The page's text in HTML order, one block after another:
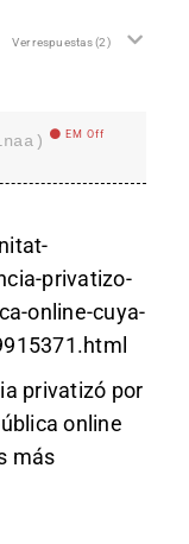
Ver respuestas(2)
EM Off
privatizo-
online-cuya-
privatizó por
online
más